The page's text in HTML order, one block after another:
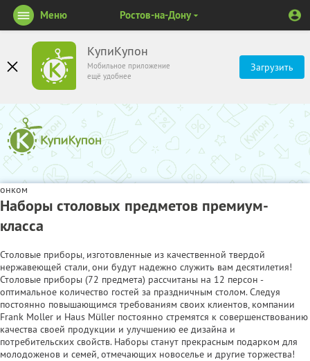
КупиКупон
Мобильное приложение
ещё удобнее
Загрузить
Меню Ростов-на-Дону
онком
Наборы столовых предметов премиум-
класса
Столовые приборы, изготовленные из качественной твердой
нержавеющей стали, они будут надежно служить вам десятилетия!
Столовые приборы (72 предмета) рассчитаны на 12 персон -
оптимальное количество гостей за праздничным столом. Следуя
постоянно повышающимся требованиям своих клиентов, компании
Frank Moller и Haus Müller постоянно стремятся к совершенствованию
качества своей продукции и улучшению ее дизайна и
потребительских свойств. Наборы станут прекрасным подарком для
молодоженов и семей, отмечающих новоселье и другие торжества!